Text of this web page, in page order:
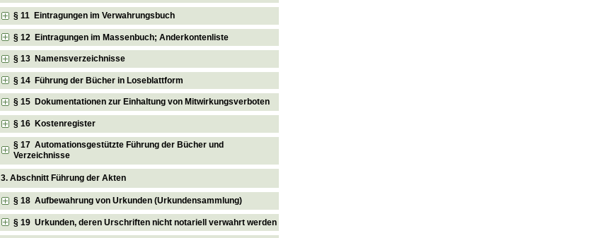
§ 11 Eintragungen im Verwahrungsbuch
§ 12 Eintragungen im Massenbuch; Anderkontenliste
§ 13 Namensverzeichnisse
§ 14 Führung der Bücher in Loseblattform
§ 15 Dokumentationen zur Einhaltung von Mitwirkungsverboten
§ 16 Kostenregister
§ 17 Automationsgestützte Führung der Bücher und
Verzeichnisse
3. Abschnitt Führung der Akten
§ 18 Aufbewahrung von Urkunden (Urkundensammlung)
§ 19 Urkunden, deren Urschriften nicht notariell verwahrt werden